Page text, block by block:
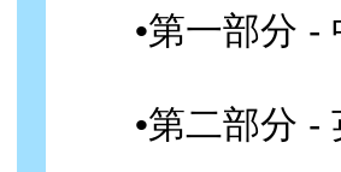
•第一部分 -
•第二部分 -